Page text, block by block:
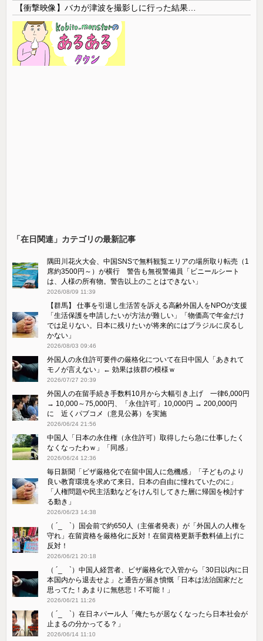
【衝撃映像】バカが津波を撮影しに行った結果…
「在日関連」カテゴリの最新記事
隅田川花火大会、中国SNSで無料観覧エリアの場所取り転売（1
席約3500円～）が横行 警告も無視警備員「ビニールシート
は、人様の所有物。警告以上のことはできない」
2026/08/09 11:39
【群馬】 仕事を引退し生活苦を訴える高齢外国人をNPOが支援
「生活保護を申請したいが方法が難しい」「物価高で年金だけ
では足りない。日本に残りたいが将来的にはブラジルに戻るし
かない」
2026/08/03 09:46
外国人の永住許可要件の厳格化について在日中国人「あきれて
モノが言えない」← 効果は抜群の模様ｗ
2026/07/27 20:39
外国人の在留手続き手数料10月から大幅引き上げ 一律6,000円
→ 10,000～75,000円、「永住許可」10,000円 → 200,000円
に 近くパブコメ（意見公募）を実施
2026/06/24 21:56
中国人「日本の永住権（永住許可）取得したら急に仕事したく
なくなったわｗ」「同感」
2026/06/24 12:36
毎日新聞「ビザ厳格化で在留中国人に危機感」「子どものより
良い教育環境を求めて来日。日本の自由に憧れていたのに」
「人権問題や民主活動などをけん引してきた層に帰国を検討す
る動き」
2026/06/23 14:38
（ ´_ゝ`）国会前で約650人（主催者発表）が「外国人の人権を
守れ」在留資格を厳格化に反対！在留資格更新手数料値上げに
反対！
2026/06/21 20:18
（ ´_ゝ`）中国人経営者、ビザ厳格化で入管から「30日以内に日
本国内から退去せよ」と通告が届き憤慨「日本は法治国家だと
思ってた！あまりに無慈悲！不可能！」
2026/06/21 11:26
（ ´_ゝ`）在日ネパール人「俺たちが居なくなったら日本社会が
止まるの分かってる？」
2026/06/14 11:10